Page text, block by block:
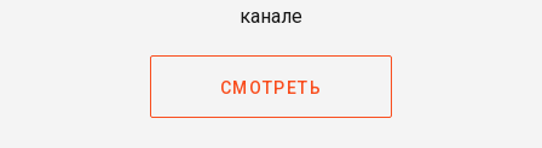
канале
СМОТРЕТЬ